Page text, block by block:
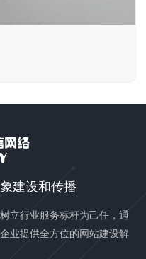
建设和传播
立行业服务标杆为己任，通
业提供全方位的网站建设解